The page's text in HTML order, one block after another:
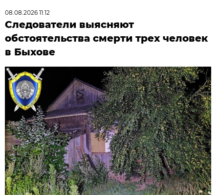
08.08.2026 11:12
Следователи выясняют
обстоятельства смерти трех человек
в Быхове